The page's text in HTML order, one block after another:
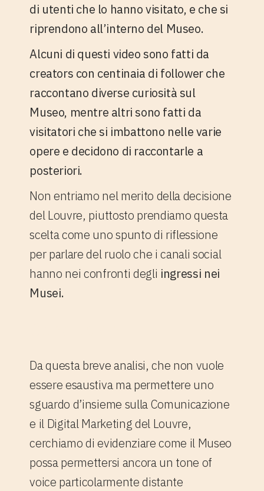
di utenti che lo hanno visitato, e che si
riprendono all’interno del Museo.
Alcuni di questi video sono fatti da
creators con centinaia di follower che
raccontano diverse curiosità sul
Museo, mentre altri sono fatti da
visitatori che si imbattono nelle varie
opere e decidono di raccontarle a
posteriori.
Non entriamo nel merito della decisione
del Louvre, piuttosto prendiamo questa
scelta come uno spunto di riflessione
per parlare del ruolo che i canali social
hanno nei confronti degli ingressi nei
Musei.
Da questa breve analisi, che non vuole
essere esaustiva ma permettere uno
sguardo d’insieme sulla Comunicazione
e il Digital Marketing del Louvre,
cerchiamo di evidenziare come il Museo
possa permettersi ancora un tone of
voice particolarmente distante